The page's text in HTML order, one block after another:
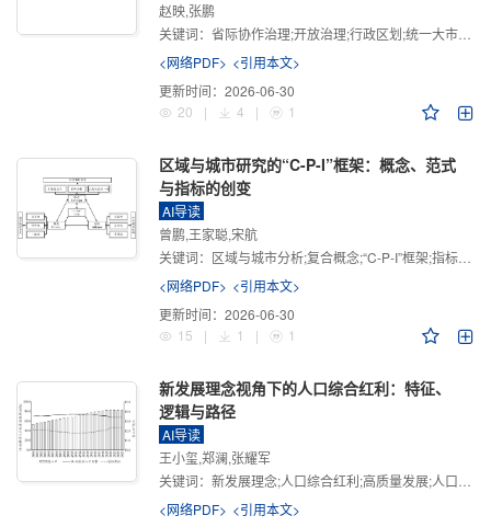
赵映,张鹏
关键词： 省际协作治理;开放治理;行政区划;统一大市场;新发展格局
<网络PDF> <引用本文>
更新时间： 2026-06-30
20
| 4 | 1
区域与城市研究的“C-P-I”框架：概念、范式
与指标的创变
AI导读
曾鹏,王家聪,宋航
关键词： 区域与城市分析;复合概念;“C-P-I”框架;指标体系
<网络PDF> <引用本文>
更新时间： 2026-06-30
15
| 1 | 1
新发展理念视角下的人口综合红利：特征、
逻辑与路径
AI导读
王小玺,郑澜,张耀军
关键词： 新发展理念;人口综合红利;高质量发展;人口政策;中国式现代化
<网络PDF> <引用本文>